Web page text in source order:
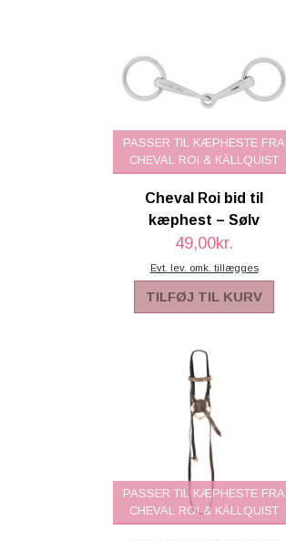
PASSER TIL KÆPHESTE FRA
CHEVAL ROI & KÄLLQUIST
Cheval Roi bid til
kæphest – Sølv
49,00kr.
Evt. lev. omk. tillægges
TILFØJ TIL KURV
PASSER TIL KÆPHESTE FRA
CHEVAL ROI & KÄLLQUIST